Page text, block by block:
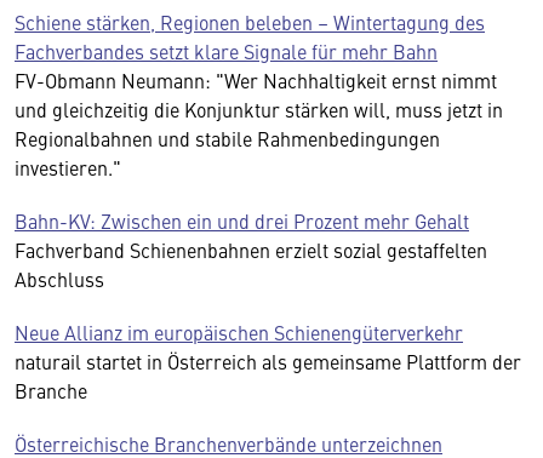
Schiene stärken, Regionen beleben – Wintertagung des
Fachverbandes setzt klare Signale für mehr Bahn
FV-Obmann Neumann: "Wer Nachhaltigkeit ernst nimmt
und gleichzeitig die Konjunktur stärken will, muss jetzt in
Regionalbahnen und stabile Rahmenbedingungen
investieren."
Bahn-KV: Zwischen ein und drei Prozent mehr Gehalt
Fachverband Schienenbahnen erzielt sozial gestaffelten
Abschluss
Neue Allianz im europäischen Schienengüterverkehr
naturail startet in Österreich als gemeinsame Plattform der
Branche
Österreichische Branchenverbände unterzeichnen